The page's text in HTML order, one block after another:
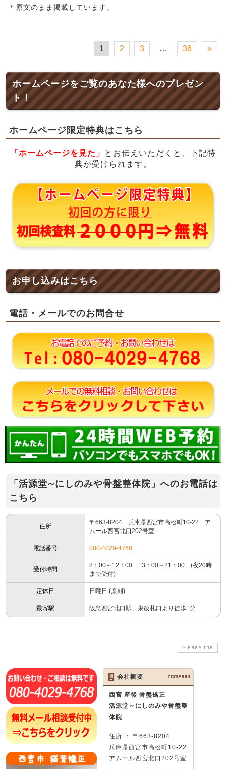
＊原文のまま掲載しています。
1 2 3 … 36 »
ホームページをご覧のあなた様へのプレゼン
ト！
ホームページ限定特典はこちら
「ホームページを見た」
とお伝えいただくと、下記特
典が受けられます。
お申し込みはこちら
電話・メールでのお問合せ
「活源堂∼にしのみや骨盤整体院」へのお電話は
こちら
住所
〒663-8204 兵庫県西宮市高松町10-22 ア
ムール西宮北口202号室
電話番号 080-4029-4768
受付時間
8：00～12：00 13：00～21：00 (夜20時
まで受付)
定休日 日曜日 (原則)
最寄駅 阪急西宮北口駅、東改札口より徒歩1分
PAGE TOP
会社概要 COMPANY
西宮 産後 骨盤矯正
活源堂～にしのみや骨盤整
体院
住所 ： 〒663-8204
兵庫県西宮市高松町10-22
アムール西宮北口202号室